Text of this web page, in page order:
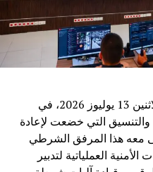
تعزيز التعاون في مجال
لهذه التكنولوجيا إلى
أن تكون هذه القدرات
في مجال الذكاء
اعتبار التكنولوجيا
شرعت ولاية أمن الرباط، اليوم الاثنين 13 يوليوز 2026، في
والتنسيق التي خضعت لإعادة
معه هذا المرفق الشرطي
العملياتية لتدبير